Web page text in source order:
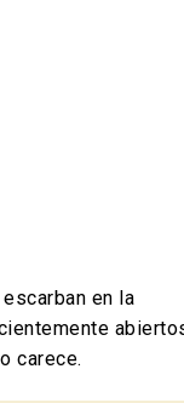
en la
carece.